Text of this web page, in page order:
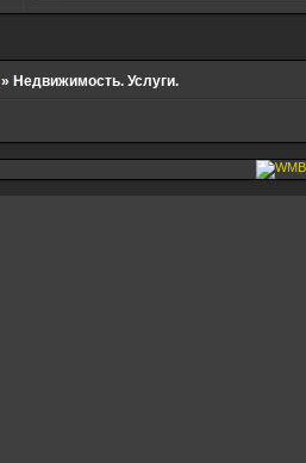
»Недвижимость. Услуги.